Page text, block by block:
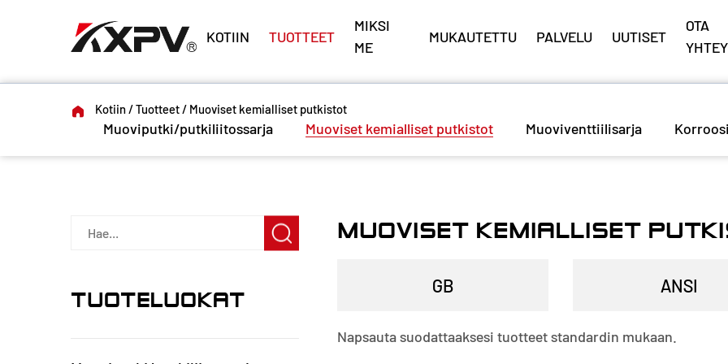
KOTIIN TUOTTEET
MIKSI
ME
MUKAUTETTU PALVELU UUTISET
OTA
Kotiin/Tuotteet/ Muoviset kemialliset putkistot
Muoviputki/putkiliitossarja Muoviset kemialliset putkistot Muoviventtiilisarja
TUOTELUOKAT
MUOVISET KEMIALLISET
Napsauta suodattaaksesi tuotteet standardin mukaan.